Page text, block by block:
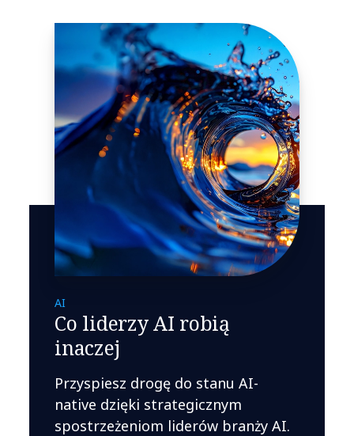
AI
Co liderzy AI robią
inaczej
Przyspiesz drogę do stanu AI-
native dzięki strategicznym
spostrzeżeniom liderów branży AI.